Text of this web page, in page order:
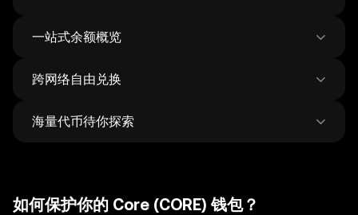
一站式余额概览
跨网络自由兑换
海量代币待你探索
如何保护你的 Core (CORE) 钱包？